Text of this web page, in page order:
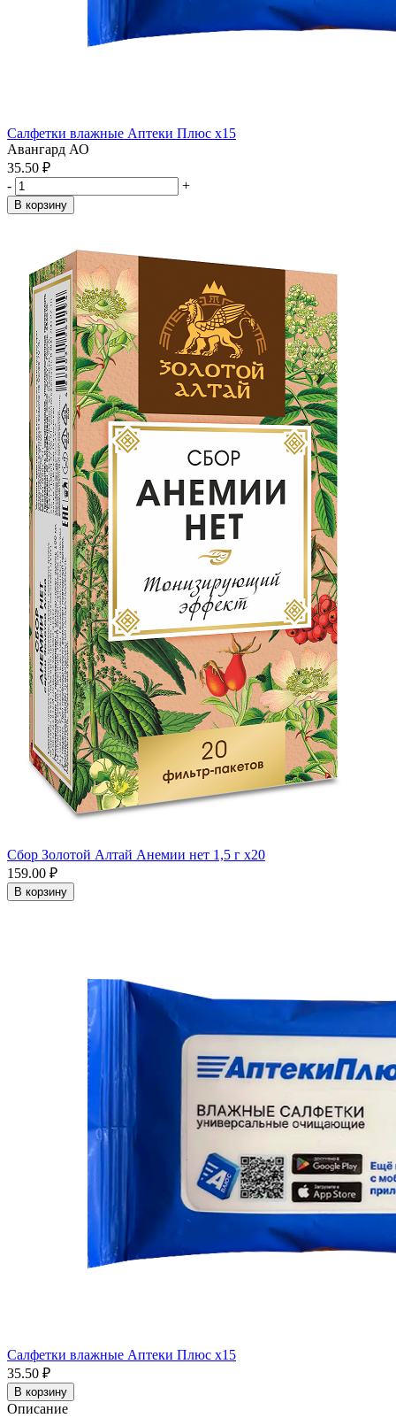
Салфетки влажные Аптеки Плюс x15
Авангард АО
35.50 ₽
-
+
В корзину
Сбор Золотой Алтай Анемии нет 1,5 г x20
159.00 ₽
В корзину
Салфетки влажные Аптеки Плюс x15
35.50 ₽
В корзину
Описание